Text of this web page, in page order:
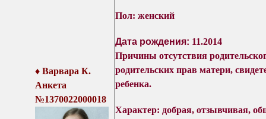
♦ Варвара К.
Анкета
№1370022000018
Пол: женский
Дата рождения: 11.2014
Причины отсутствия
родительских прав матери,
ребенка.
Характер: добрая, отзывчивая,